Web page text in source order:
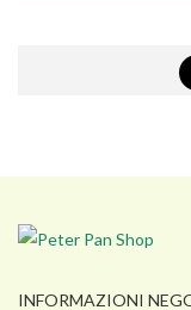
INFORMAZIONI